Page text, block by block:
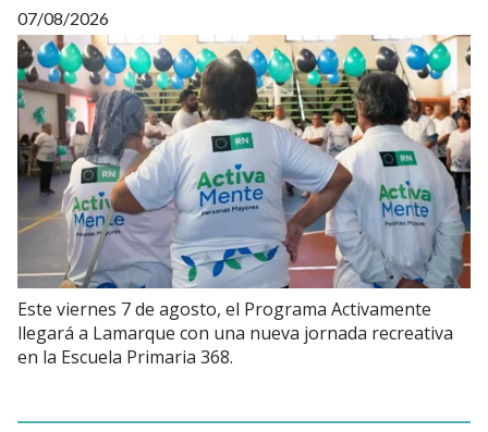
07/08/2026
Este viernes 7 de agosto, el Programa Activamente
llegará a Lamarque con una nueva jornada recreativa
en la Escuela Primaria 368.